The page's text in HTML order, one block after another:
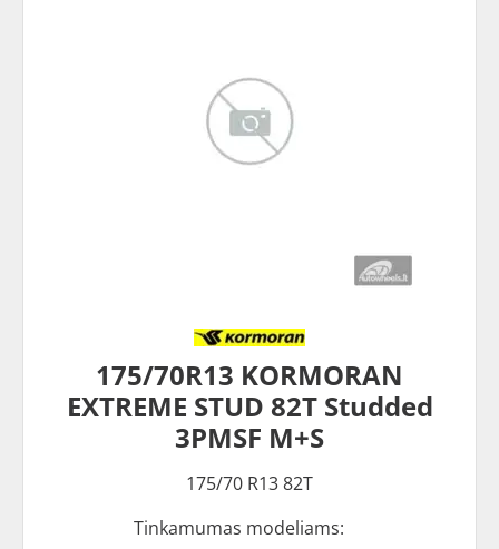
175/70R13 KORMORAN
EXTREME STUD 82T Studded
3PMSF M+S
175/70 R13 82T
Tinkamumas modeliams: